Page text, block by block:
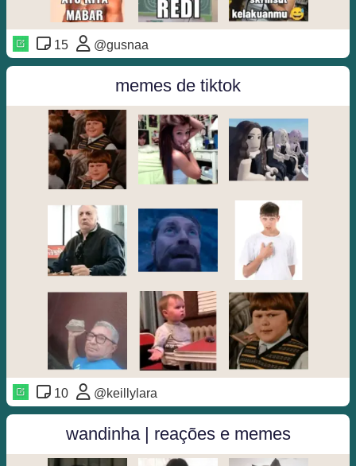
15 @gusnaa
memes de tiktok
10 @keillylara
wandinha | reações e memes